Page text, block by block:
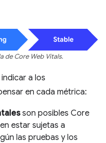
de Core Web Vitals.
a los
en cada métrica:
son posibles Core
estar sujetas a
las pruebas y los